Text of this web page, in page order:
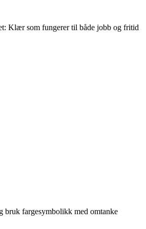
Klær som fungerer til både jobb og fritid
bruk fargesymbolikk med omtanke